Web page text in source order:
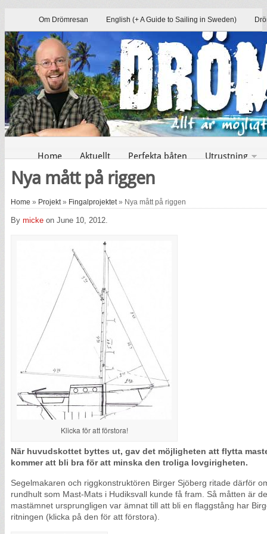
Om Drömresan English (+ A Guide to Sailing in Sweden)
Home Aktuellt Perfekta båten Utrustning
Nya mått på riggen
Home » Projekt» Fingalprojektet» Nya mått på riggen
By micke on June 10, 2012.
Klicka för att förstora!
När huvudskottet byttes ut, gav det möjligheten att flytta
kommer att bli bra för att minska den troliga lovgirigheten.
Segelmakaren och riggkonstruktören Birger Sjöberg ritade därför
rundhult som Mast-Mats i Hudiksvall kunde få fram. Så måtten är
mastämnet ursprungligen var ämnat till att bli en flaggstång har
ritningen (klicka på den för att förstora).